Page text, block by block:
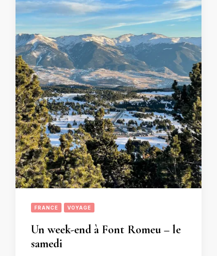
FRANCE VOYAGE
Un week-end à Font Romeu – le
samedi